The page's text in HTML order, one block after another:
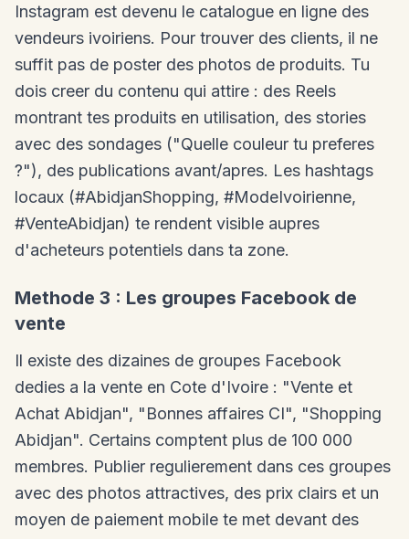
Instagram est devenu le catalogue en ligne des
vendeurs ivoiriens. Pour trouver des clients, il ne
suffit pas de poster des photos de produits. Tu
dois creer du contenu qui attire : des Reels
montrant tes produits en utilisation, des stories
avec des sondages ("Quelle couleur tu preferes
?"), des publications avant/apres. Les hashtags
locaux (#AbidjanShopping, #ModeIvoirienne,
#VenteAbidjan) te rendent visible aupres
d'acheteurs potentiels dans ta zone.
Methode 3 : Les groupes Facebook de
vente
Il existe des dizaines de groupes Facebook
dedies a la vente en Cote d'Ivoire : "Vente et
Achat Abidjan", "Bonnes affaires CI", "Shopping
Abidjan". Certains comptent plus de 100 000
membres. Publier regulierement dans ces groupes
avec des photos attractives, des prix clairs et un
moyen de paiement mobile te met devant des